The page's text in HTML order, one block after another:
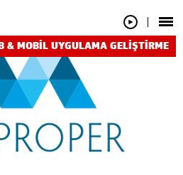
& MOBİL UYGULAMA GELİŞTİRME